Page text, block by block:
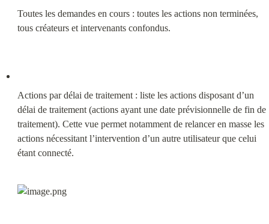
Toutes les demandes en cours : toutes les actions non terminées,
tous créateurs et intervenants confondus.
Actions par délai de traitement : liste les actions disposant d’un
délai de traitement (actions ayant une date prévisionnelle de fin de
traitement). Cette vue permet notamment de relancer en masse les
actions nécessitant l’intervention d’un autre utilisateur que celui
étant connecté.